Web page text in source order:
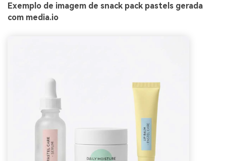
Exemplo de imagem de snack pack pastels gerada
com media.io